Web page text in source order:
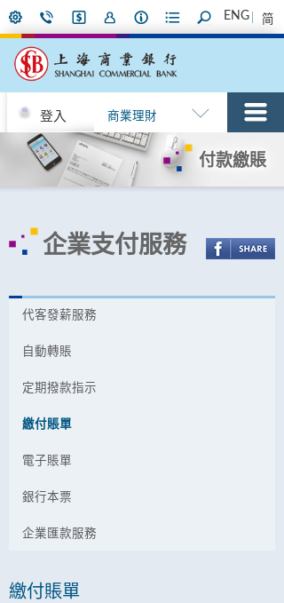
ENG 简
登入 商業理財
付款繳賬
企業支付服務
代客發薪服務
自動轉賬
定期撥款指示
繳付賬單
電子賬單
銀行本票
企業匯款服務
繳付賬單